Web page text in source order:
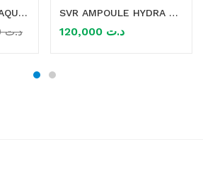
AVENE HYDRANCE AQUA GEL-CREME HYDRATANT 50ML
د.ت55,000
SVR AMPOULE HYDRA B 30ML PEAUX SENSIBLES 30ML
د.ت